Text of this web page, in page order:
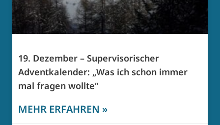
19. Dezember – Supervisorischer
Adventkalender: „Was ich schon immer
mal fragen wollte“
MEHR ERFAHREN »